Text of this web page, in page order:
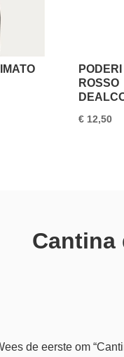
ROSSO
€ 12,50
Cantina
de eerste om